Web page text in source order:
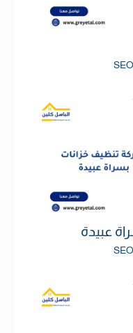
عبيدة